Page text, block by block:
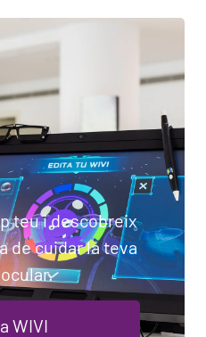
teu i descobreix
de cuidar la teva
WIVI